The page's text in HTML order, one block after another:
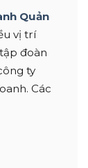
Quản
vị trí
đoàn
ty
Các